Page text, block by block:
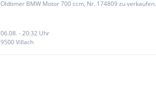
Oldtimer BMW Motor 700 ccm, Nr. 174809 zu verkaufen.
06.08. - 20:32 Uhr
9500 Villach